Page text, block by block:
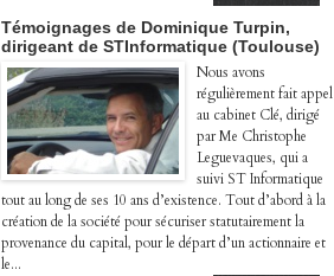
Témoignages de Dominique Turpin,
dirigeant de STInformatique (Toulouse)
Nous avons
régulièrement fait appel
au cabinet Clé, dirigé
par Me Christophe
Leguevaques, qui a
suivi ST Informatique
tout au long de ses 10 ans d’existence. Tout d’abord à la
création de la société pour sécuriser statutairement la
provenance du capital, pour le départ d’un actionnaire et
le...